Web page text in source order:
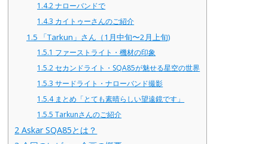
1.4.2ナローバンドで
1.4.3 カイトゥーさんのご紹介
1.5 「Tarkun」さん（1月中旬〜2月上旬)
1.5.1 ファーストライト・機材の印象
1.5.2セカンドライト・SQA85が魅せる星空の世界
1.5.3 サードライト・ナローバンド撮影
1.5.4まとめ「とても素晴らしい望遠鏡です」
1.5.5 Tarkunさんのご紹介
2 Askar SQA85とは？